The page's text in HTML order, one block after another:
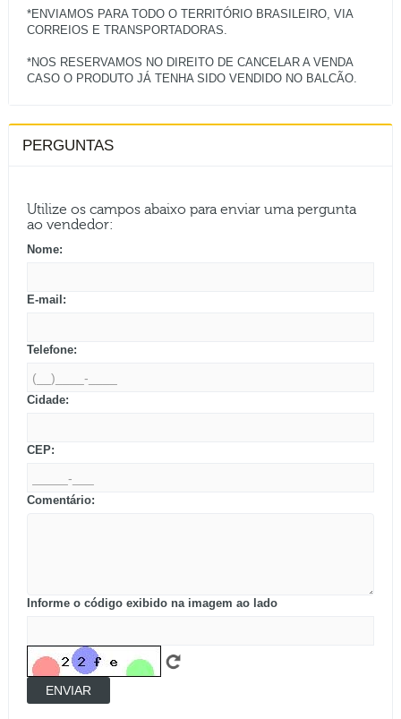
*ENVIAMOS PARA TODO O TERRITÓRIO BRASILEIRO, VIA
CORREIOS E TRANSPORTADORAS.
*NOS RESERVAMOS NO DIREITO DE CANCELAR A VENDA
PERGUNTAS
Utilize os campos abaixo para enviar uma pergunta
ao vendedor:
Nome:
E-mail:
Telefone:
Cidade:
CEP:
Comentário:
Informe o código exibido na imagem ao lado
ENVIAR